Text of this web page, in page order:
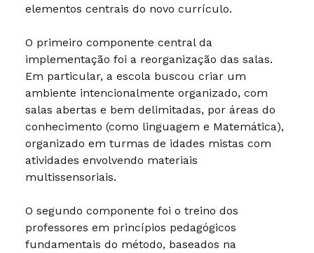
elementos centrais do novo currículo.
O primeiro componente central da
implementação foi a reorganização das salas.
Em particular, a escola buscou criar um
ambiente intencionalmente organizado, com
salas abertas e bem delimitadas, por áreas do
conhecimento (como linguagem e Matemática),
organizado em turmas de idades mistas com
atividades envolvendo materiais
multissensoriais.
O segundo componente foi o treino dos
professores em princípios pedagógicos
fundamentais do método, baseados na